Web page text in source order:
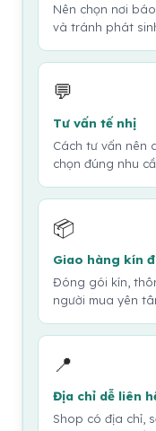
Nên chọn nơi
và tránh phát
💬
Tư vấn tế nhị
Cách tư vấn nên
chọn đúng nhu
📦
Giao hàng kín
Đóng gói kín,
người mua yên
📍
Địa chỉ dễ liên
Shop có địa chỉ,